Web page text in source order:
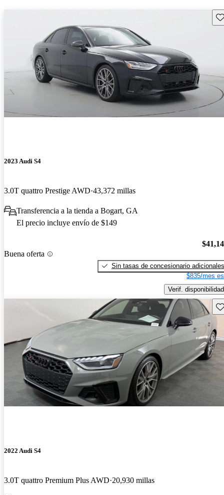
2023 Audi S4
3.0T quattro Prestige AWD 43,372 millas
Transferencia a la tienda a Bogart, GA
El precio incluye envío de $149
Buena oferta
Sin tasas de concesionario adicionales
$835/mes
Verif. disponibilidad
2022 Audi S4
3.0T quattro Premium Plus AWD 20,930 millas